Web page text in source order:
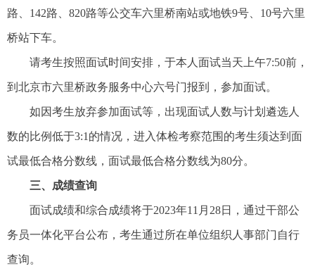
路、142路、820路等公交车六里桥南站或地铁9号、10号六里
桥站下车。
请考生按照面试时间安排，于本人面试当天上午7:50前，
到北京市六里桥政务服务中心六号门报到，参加面试。
如因考生放弃参加面试等，出现面试人数与计划遴选人
数的比例低于3:1的情况，进入体检考察范围的考生须达到面
试最低合格分数线，面试最低合格分数线为80分。
三、成绩查询
面试成绩和综合成绩将于2023年11月28日，通过干部公
务员一体化平台公布，考生通过所在单位组织人事部门自行
查询。